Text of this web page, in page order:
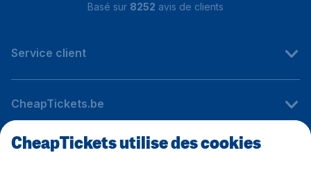
Basé sur 8252 avis de clients
Service client
CheapTickets.be
Sites internationaux
CheapTickets utilise des cookies